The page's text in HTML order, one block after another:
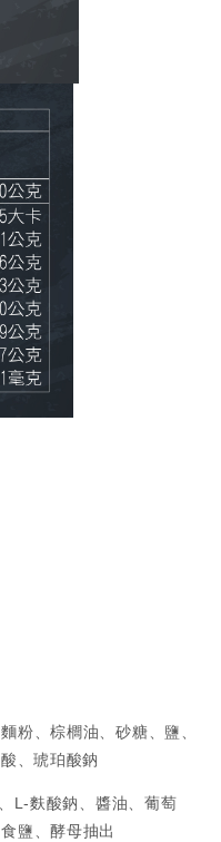
粉、棕櫚油、砂糖、鹽、
、琥珀酸鈉
L-麩酸鈉、醬油、葡萄
鹽、酵母抽出